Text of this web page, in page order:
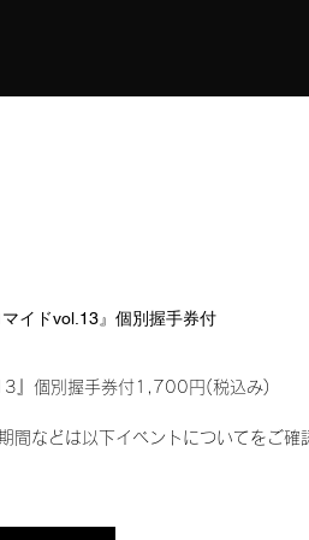
イドvol.13』個別握手券付
』個別握手券付1,700円(税込み)
間などは以下イベントについてをご確